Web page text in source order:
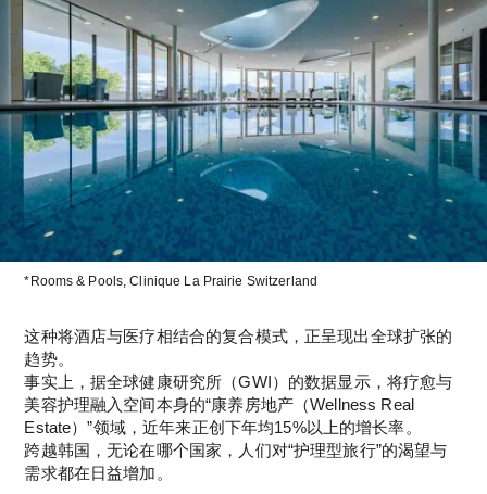
*Rooms & Pools, Clinique La Prairie Switzerland
这种将酒店与医疗相结合的复合模式，正呈现出全球扩张的
趋势。
事实上，据全球健康研究所（GWI）的数据显示，将疗愈与
美容护理融入空间本身的“康养房地产（Wellness Real
Estate）”领域，近年来正创下年均15%以上的增长率。
跨越韩国，无论在哪个国家，人们对“护理型旅行”的渴望与
需求都在日益增加。